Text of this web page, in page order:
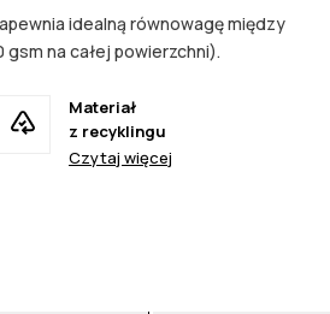
idealną równowagę między
na całej powierzchni).
Materiał
z recyklingu
Czytaj więcej